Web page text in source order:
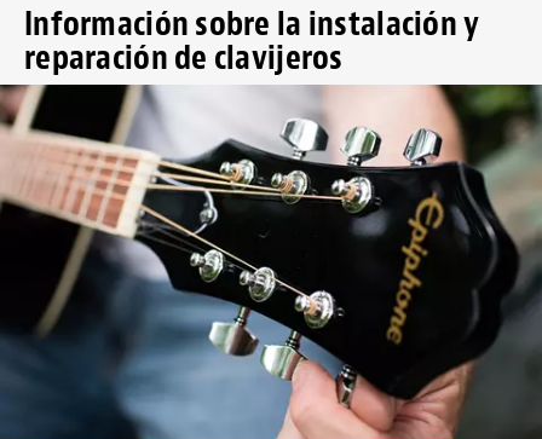
Información sobre la instalación y
reparación de clavijeros